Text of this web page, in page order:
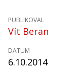
PUBLIKOVAL
Vít Beran
DATUM
6.10.2014